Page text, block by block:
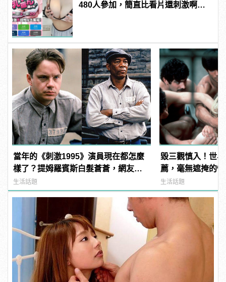
480人參加，簡直比看片還刺激啊！ |
當年的《刺激1995》演員現在都怎麼
樣了？提姆羅賓斯白髮蒼蒼，網友
驚：快認不出來！
生活話題
毀三觀慎入！世
薦，毫無遮掩的
噁心到極致！
生活話題